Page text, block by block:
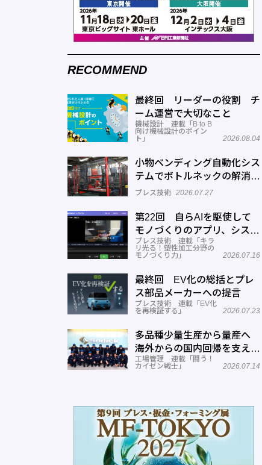
RECOMMEND
最終回 リーダーの役割 チ
ーム運営で大切なこと
機械設計 連載「B to B
向け機械設計のポイン
ト」
2026.08.04
小物ベンディング自動化シス
テムでボトルネックの解消へ
─正幸産業
プレス技術 2026.07.27
第22回 自らAIを駆使して
モノづくりのアプリ、システ
ムを開発する─オーテック
プレス技術 連載「キラ
リ光る！塑性加工分野の
モノづくり力」
2026.07.16
最終回 EV化の総括とプレ
ス部品メーカーへの提言
プレス技術 連載「EV化
を再検証する」
2026.07.23
多品種少量生産から量産へ
海外からの国内回帰を支える
現場改善―ソディック 加賀
工場管理 連載「闘う！
カイゼン戦士」
2026.07.14